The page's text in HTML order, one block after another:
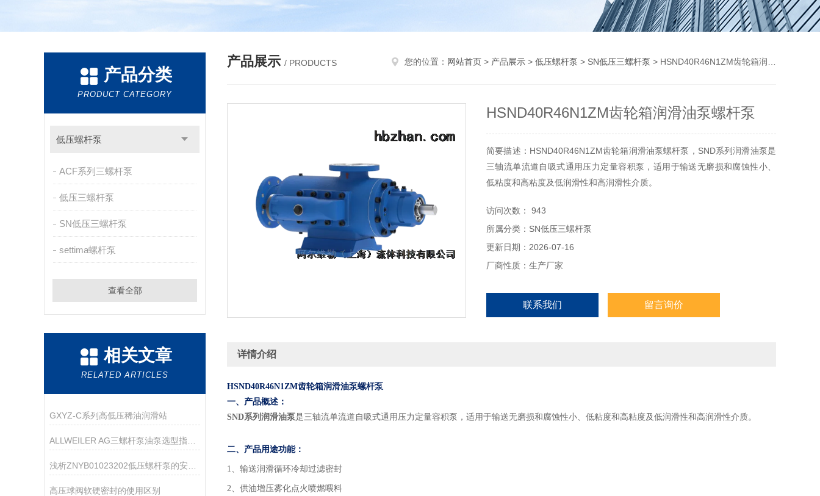
产品分类
PRODUCT CATEGORY
低压螺杆泵
ACF系列三螺杆泵
低压三螺杆泵
SN低压三螺杆泵
settima螺杆泵
查看全部
相关文章
RELATED ARTICLES
GXYZ-C系列高低压稀油润滑站
浅析ZNYB01023202低压螺杆泵的安装注意事项
高压球阀软硬密封的使用区别
产品展示 / PRODUCTS 您的位置： 网站首页 > 产品展示 > 低压螺杆泵 > SN低压三螺杆泵 > HSND40R46N1ZM齿轮箱润滑油泵螺杆泵
HSND40R46N1ZM齿轮箱润滑油泵螺杆泵
简要描述：HSND40R46N1ZM齿轮箱润滑油泵螺杆泵，SND系列润滑油泵是
三轴流单流道自吸式通用压力定量容积泵，适用于输送无磨损和腐蚀性小、
低粘度和高粘度及低润滑性和高润滑性介质。
访问次数： 943
所属分类：SN低压三螺杆泵
更新日期：2026-07-16
厂商性质：生产厂家
联系我们 留言询价
详情介绍
HSND40R46N1ZM齿轮箱润滑油泵螺杆泵
一、产品概述：
SND系列润滑油泵是三轴流单流道自吸式通用压力定量容积泵，适用于输送无磨损和腐蚀性小、低粘度和高粘度及低润滑性和高润滑性介质。
二、产品用途功能：
1、输送润滑循环冷却过滤密封
2、供油增压雾化点火喷燃喂料